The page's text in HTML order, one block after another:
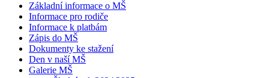
Základní informace o MŠ
Informace pro rodiče
Informace k platbám
Zápis do MŠ
Dokumenty ke stažení
Den v naší MŠ
Galerie MŠ